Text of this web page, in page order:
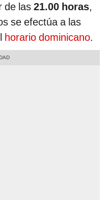
de las 21.00 horas,
se efectúa a las
horario dominicano.